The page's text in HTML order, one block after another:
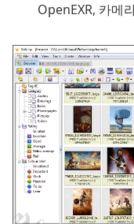
OpenEXR, 카메